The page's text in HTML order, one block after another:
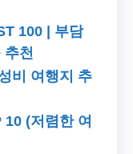
100 | 부담
추천
비 여행지 추
(저렴한 여